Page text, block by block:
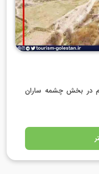
در بخش چشمه‌ ساران